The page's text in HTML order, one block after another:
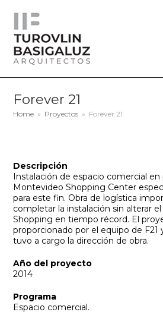
Forever 21
Home » Proyectos » Forever 21
Descripción
Instalación de espacio comercial en
Montevideo Shopping Center
para este fin. Obra de logística
completar la instalación sin alterar
Shopping en tiempo récord. El
proporcionado por el equipo de F21
tuvo a cargo la dirección de obra.
Año del proyecto
2014
Programa
Espacio comercial.